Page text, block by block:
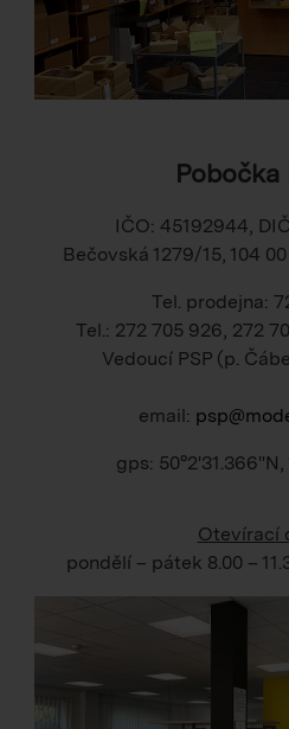
Pobočka
IČO: 45192944,
Bečovská 1279/15, 104
Tel. prodejna:
Tel.: 272 705 926, 272
Vedoucí PSP (p.
email:
gps: 50°2'31.366"N,
Otevírací
pondělí – pátek 8.00 –